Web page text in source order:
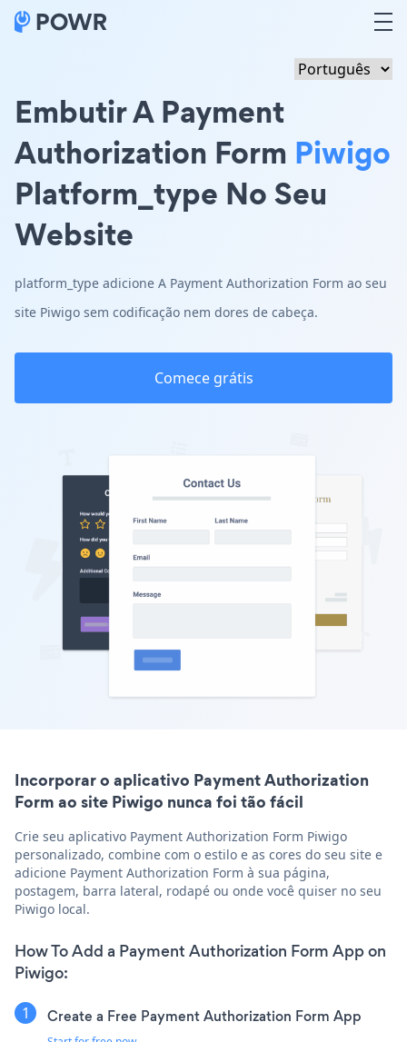
Embutir A Payment
Authorization Form Piwigo
Platform_type No Seu
Website
platform_type adicione A Payment Authorization Form ao seu
site Piwigo sem codificação nem dores de cabeça.
Comece grátis
Incorporar o aplicativo Payment Authorization
Form ao site Piwigo nunca foi tão fácil
Crie seu aplicativo Payment Authorization Form Piwigo
personalizado, combine com o estilo e as cores do seu site e
adicione Payment Authorization Form à sua página,
postagem, barra lateral, rodapé ou onde você quiser no seu
Piwigo local.
How To Add a Payment Authorization Form App on
Piwigo:
Create a Free Payment Authorization Form App